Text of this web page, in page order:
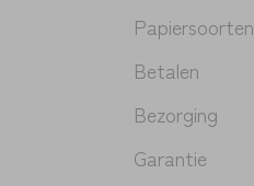
Papiersoorten
Betalen
Bezorging
Garantie